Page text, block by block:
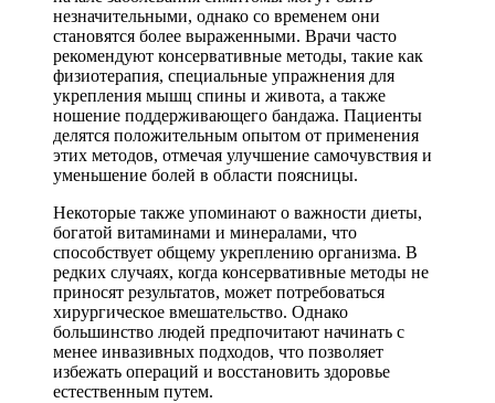
незначительными, однако со временем они
становятся более выраженными. Врачи часто
рекомендуют консервативные методы, такие как
физиотерапия, специальные упражнения для
укрепления мышц спины и живота, а также
ношение поддерживающего бандажа. Пациенты
делятся положительным опытом от применения
этих методов, отмечая улучшение самочувствия и
уменьшение болей в области поясницы.
Некоторые также упоминают о важности диеты,
богатой витаминами и минералами, что
способствует общему укреплению организма. В
редких случаях, когда консервативные методы не
приносят результатов, может потребоваться
хирургическое вмешательство. Однако
большинство людей предпочитают начинать с
менее инвазивных подходов, что позволяет
избежать операций и восстановить здоровье
естественным путем.